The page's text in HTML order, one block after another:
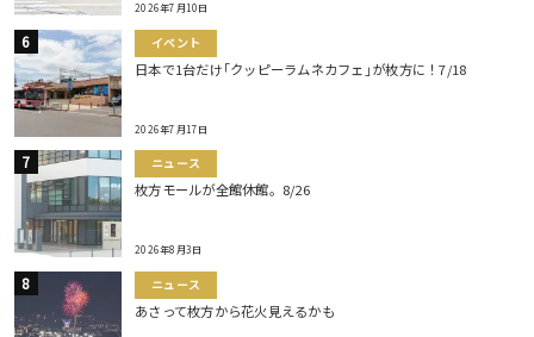
2026年7月10日
イベント
日本で1台だけ｢クッピーラムネカフェ｣が枚方に！7/18
2026年7月17日
ニュース
枚方モールが全館休館。8/26
2026年8月3日
ニュース
あさって枚方から花火見えるかも